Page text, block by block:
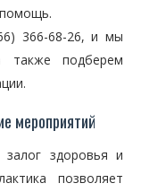
366-68-26, и мы
подберем
мероприятий
здоровья и
позволяет